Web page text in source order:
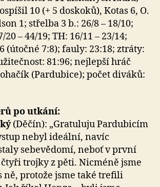
10 (+ 5 doskoků), Kotas 6, O.
1; střelba 3 b.: 26/8 – 18/10;
20 – 44/19; TH: 16/11 – 23/14;
(útočné 7:8); fauly: 23:18; ztráty:
81:96; nejlepší hráč
(Pardubice); počet diváků:
po utkání:
(Děčín): „Gratuluju Pardubicím
nebyl ideální, navíc
sebevědomí, neboť v první
trojky z pěti. Nicméně jsme
ně, protože jsme také trefili